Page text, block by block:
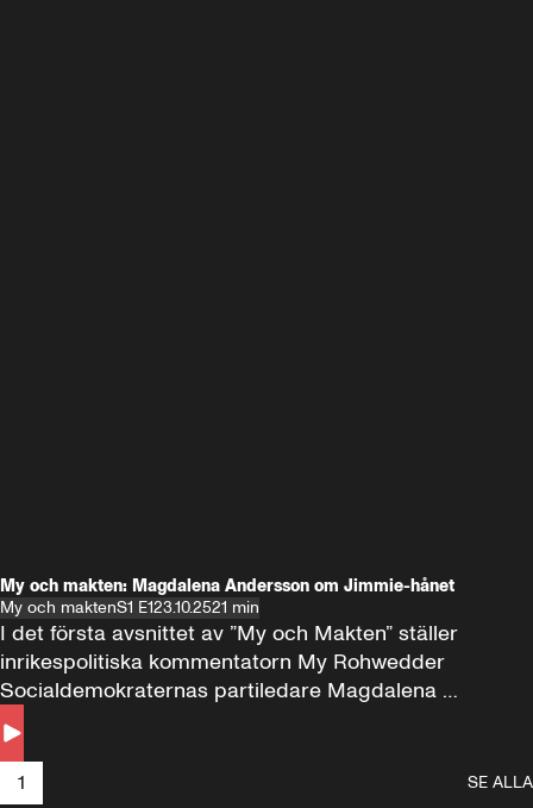
My och makten: Magdalena Andersson om Jimmie-hånet
My och maktenS1 E123.10.2521 min
I det första avsnittet av ”My och Makten” ställer
inrikespolitiska kommentatorn My Rohwedder
Socialdemokraternas partiledare Magdalena
Andersson till svars.
1
SE ALLA